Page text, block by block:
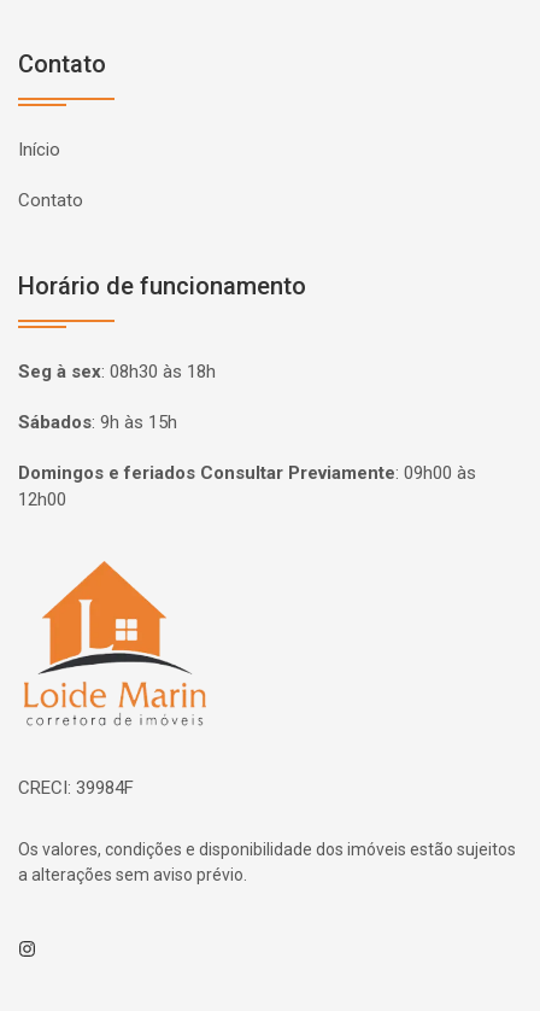
Contato
Início
Contato
Horário de funcionamento
Seg à sex: 08h30 às 18h
Sábados: 9h às 15h
Domingos e feriados Consultar Previamente: 09h00 às
12h00
Página inicial
CRECI: 39984F
Os valores, condições e disponibilidade dos imóveis estão sujeitos
a alterações sem aviso prévio.
Instagram